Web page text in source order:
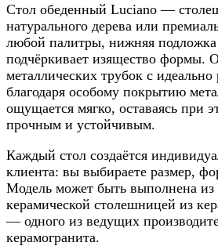
Стол обеденный Luciano —
натурального дерева или
любой палитры, нижняя подложка
подчёркивает изящество формы.
металлических трубок с
благодаря особому покрытию
ощущается мягко, оставаясь при
прочным и устойчивым.
Каждый стол создаётся
клиента: вы выбираете размер,
Модель может быть выполнена
керамической столешницей из
— одного из ведущих
керамогранита.